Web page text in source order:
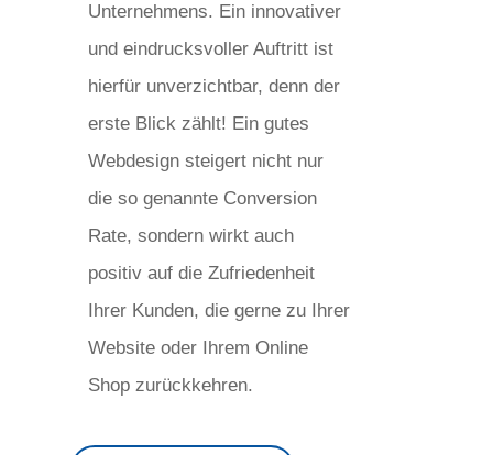
Unternehmens. Ein innovativer
und eindrucksvoller Auftritt ist
hierfür unverzichtbar, denn der
erste Blick zählt! Ein gutes
Webdesign steigert nicht nur
die so genannte Conversion
Rate, sondern wirkt auch
positiv auf die Zufriedenheit
Ihrer Kunden, die gerne zu Ihrer
Website oder Ihrem Online
Shop zurückkehren.